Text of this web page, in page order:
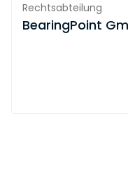
Rechtsabteilung
BearingPoint